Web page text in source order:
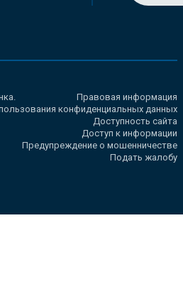
Правовая информация
конфиденциальных данных
Доступность сайта
Доступ к информации
Предупреждение о мошенничестве
Подать жалобу